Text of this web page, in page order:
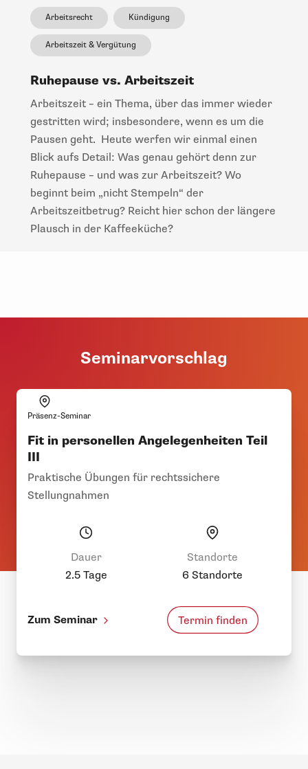
Arbeitsrecht Kündigung
Arbeitszeit & Vergütung
Ruhepause vs. Arbeitszeit
Arbeitszeit – ein Thema, über das immer wieder
gestritten wird; insbesondere, wenn es um die
Pausen geht. Heute werfen wir einmal einen
Blick aufs Detail: Was genau gehört denn zur
Ruhepause – und was zur Arbeitszeit? Wo
beginnt beim „nicht Stempeln“ der
Arbeitszeitbetrug? Reicht hier schon der längere
Plausch in der Kaffeeküche?
Seminarvorschlag
Präsenz-Seminar
Fit in personellen Angelegenheiten Teil
III
Praktische Übungen für rechtssichere
Stellungnahmen
Dauer
2.5 Tage
Standorte
6 Standorte
Zum Seminar Termin finden